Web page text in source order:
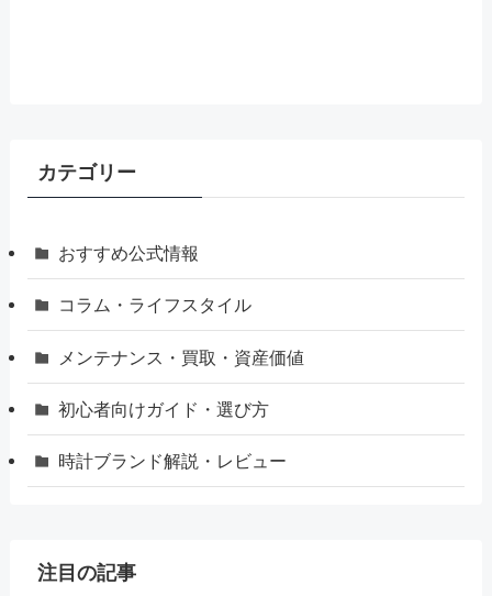
カテゴリー
おすすめ公式情報
コラム・ライフスタイル
メンテナンス・買取・資産価値
初心者向けガイド・選び方
時計ブランド解説・レビュー
注目の記事